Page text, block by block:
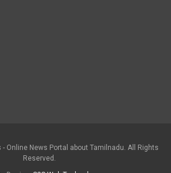
Online News Portal about Tamilnadu. All Rights
Reserved.